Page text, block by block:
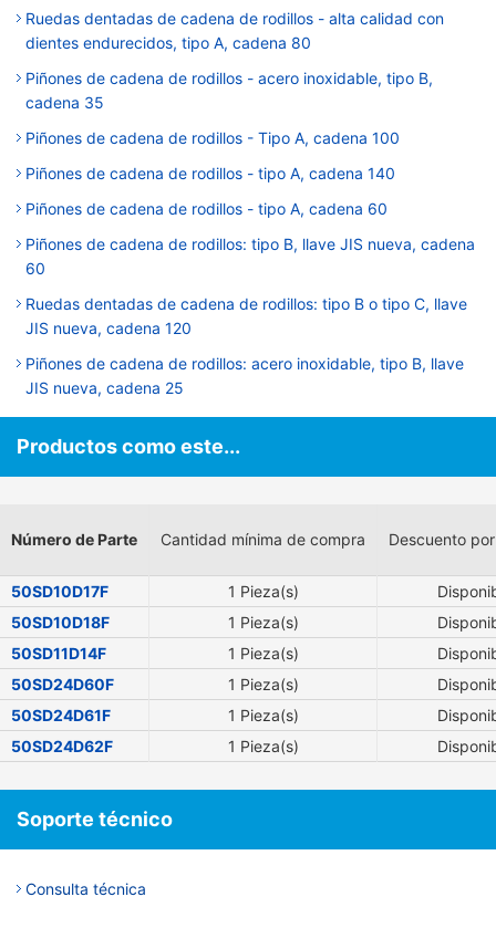
Ruedas dentadas de cadena de rodillos - alta calidad con
dientes endurecidos, tipo A, cadena 80
Piñones de cadena de rodillos - acero inoxidable, tipo B,
cadena 35
Piñones de cadena de rodillos - Tipo A, cadena 100
Piñones de cadena de rodillos - tipo A, cadena 140
Piñones de cadena de rodillos - tipo A, cadena 60
Piñones de cadena de rodillos: tipo B, llave JIS nueva, cadena
60
Ruedas dentadas de cadena de rodillos: tipo B o tipo C, llave
JIS nueva, cadena 120
Piñones de cadena de rodillos: acero inoxidable, tipo B, llave
JIS nueva, cadena 25
Productos como este...
Número de Parte Cantidad mínima de compra Descuento
50SD10D17F 1 Pieza(s)
50SD10D18F
1 Pieza(s)
50SD11D14F
1 Pieza(s)
50SD24D60F
1 Pieza(s)
50SD24D61F
1 Pieza(s)
50SD24D62F
1 Pieza(s)
Soporte técnico
Consulta técnica